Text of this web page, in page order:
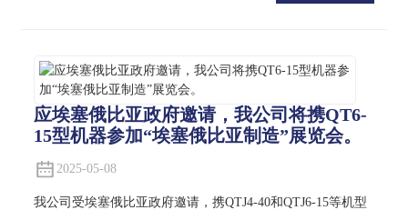
应埃塞俄比亚政府邀请，我公司将携QT6-
15型机器参加“埃塞俄比亚制造”展览会。
2025-05-08
我公司受埃塞俄比亚政府邀请，携QTJ4-40和QTJ6-15等机型